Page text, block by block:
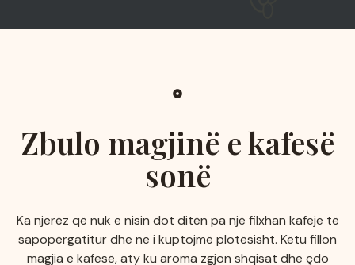
Zbulo magjinë e kafesë
sonë
Ka njerëz që nuk e nisin dot ditën pa një filxhan kafeje të
sapopërgatitur dhe ne i kuptojmë plotësisht. Këtu fillon
magjia e kafesë, aty ku aroma zgjon shqisat dhe çdo